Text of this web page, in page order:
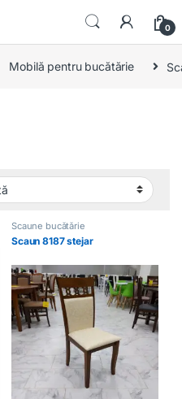
0
Mobilă pentru bucătărie
Scaune bucătărie
Scaun 8187 stejar